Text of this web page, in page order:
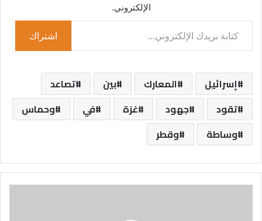
الإلكتروني.
كتابة بريدك الإلكتروني...
اشتراك
إسرائيل المعارك بين
تصاعد
تقود
جهود غزة في
وحماس
وساطة
وقطر